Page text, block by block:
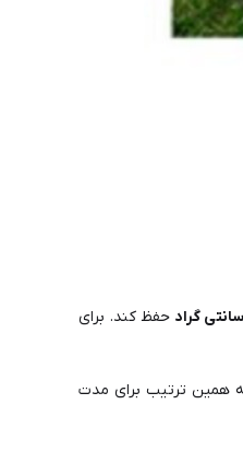
حفظ کند. برای
همین ترتیب برای مدت